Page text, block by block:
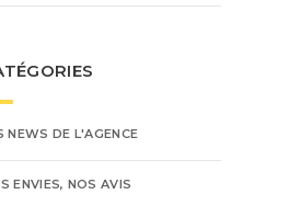
NEWS DE L'AGENCE
ENVIES, NOS AVIS